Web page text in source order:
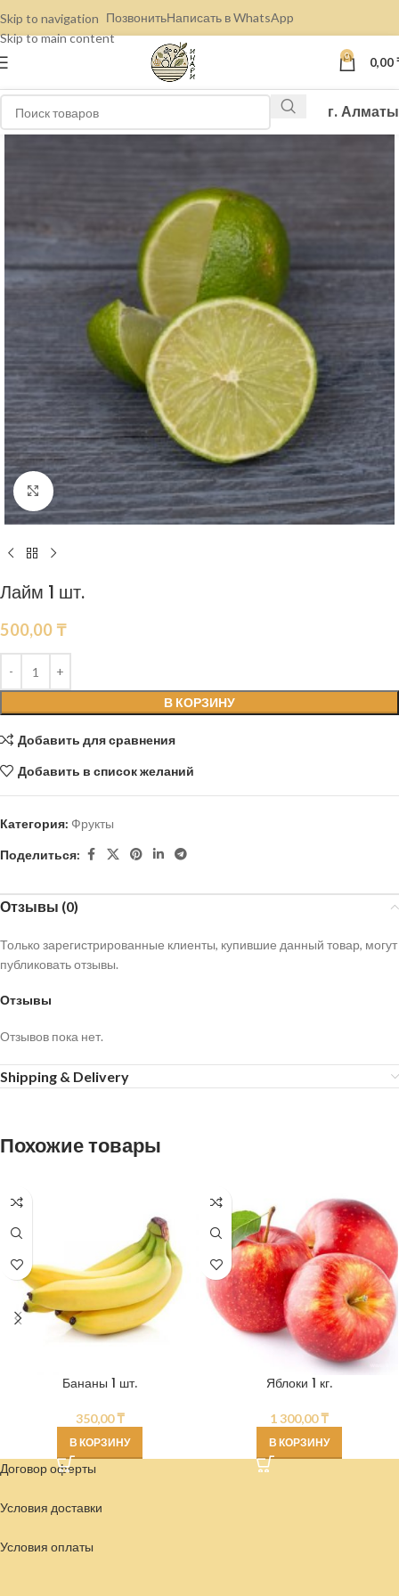
Skip to navigation
Skip to main content
ПозвонитьНаписать в WhatsApp
0 0,00
г. Алматы
Нажмите, чтобы увеличить
Лайм 1 шт.
500,00 ₸
В КОРЗИНУ
Добавить для сравнения
Добавить в список желаний
Категория: Фрукты
Поделиться:
Отзывы (0)
Отзывы
Отзывов пока нет.
Только зарегистрированные клиенты, купившие данный товар, могут
публиковать отзывы.
Shipping & Delivery
Похожие товары
Бананы 1 шт.
350,00₸
В КОРЗИНУ
Яблоки 1 кг.
1 300,00₸
В КОРЗИНУ
Договор оферты
Условия доставки
Условия оплаты